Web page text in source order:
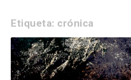
Etiqueta: crónica